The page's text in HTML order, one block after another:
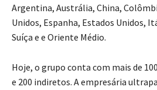
Argentina, Austrália, China,
Unidos, Espanha, Estados Unidos,
Suíça e e Oriente Médio.
Hoje, o grupo conta com mais de
e 200 indiretos. A empresária